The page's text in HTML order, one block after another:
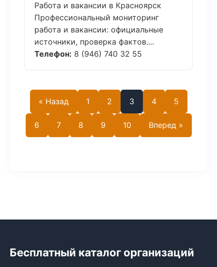
Работа и вакансии в Красноярск
Профессиональный мониторинг
работа и вакансии: официальные
источники, проверка фактов....
Телефон: 8 (946) 740 32 55
« Назад 1 2 3 4 5
6 7 8 9 10 Вперед »
Бесплатный каталог организаций